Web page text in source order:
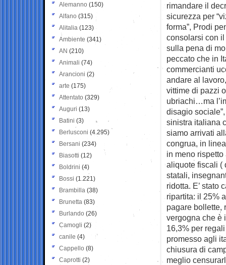
rimandare il
sicurezza per
forma”, Prodi
consolarsi con
sulla pena di
peccato che in
commercianti
andare al
vittime di pazzi
ubriachi…ma
disagio
sinistra italiana
siamo arrivati
congrua, in
in meno
aliquote fiscali (
statali,
ridotta. E’ stato
ripartita: il 25%
pagare bollette,
vergogna che è
16,3% per
promesso agli
chiusura di
meglio
Alemanno (150)
Alfano (315)
Alitalia (123)
Ambiente (341)
AN (210)
Animali (74)
Arancioni (2)
arte (175)
Attentato (329)
Auguri (13)
Batini (3)
Berlusconi (4.295)
Bersani (234)
Biasotti (12)
Boldrini (4)
Bossi (1.221)
Brambilla (38)
Brunetta (83)
Burlando (26)
Camogli (2)
canile (4)
Cappello (8)
Caprotti (2)